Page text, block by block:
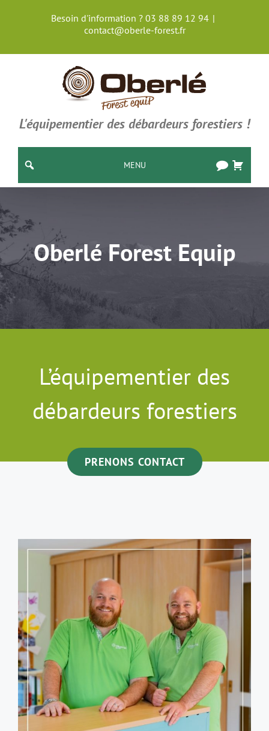
Besoin d'information ? 03 88 89 12 94 |
contact@oberle-forest.fr
L'équipementier des débardeurs forestiers !
MENU
Oberlé Forest Equip
L’équipementier des
débardeurs forestiers
PRENONS CONTACT